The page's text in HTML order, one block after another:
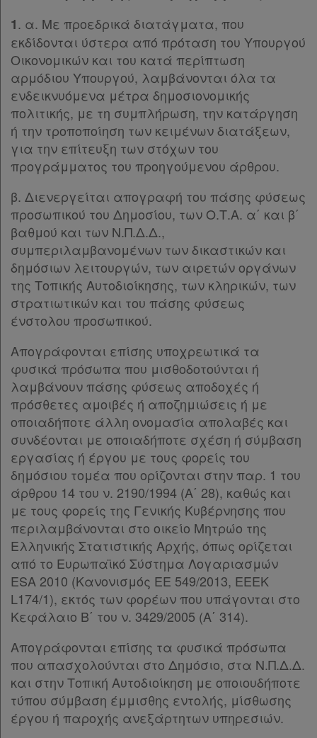
Διακρατικές
Συμφωνίες
Ελλάδας
Πληροφορίες
Εταιρεία
Επικοινωνία
Όροι
χρήσης
Πολιτική
και
cookies
Απόκτηση
Συνδρομής
Ατομική
συνδρομή
Ομαδικά
πακέτα
Παροχές
σε
συνδρομητές
1. α. Με προεδρικά διατάγματα, που
εκδίδονται ύστερα από πρόταση του Υπουργού
Οικονομικών και του κατά περίπτωση
αρμόδιου Υπουργού, λαμβάνονται όλα τα
ενδεικνυόμενα μέτρα δημοσιονομικής
πολιτικής, με τη συμπλήρωση, την κατάργηση
ή την τροποποίηση των κειμένων διατάξεων,
για την επίτευξη των στόχων του
προγράμματος του προηγούμενου άρθρου.
β. Διενεργείται απογραφή του πάσης φύσεως
προσωπικού του Δημοσίου, των Ο.Τ.Α. α΄ και β΄
βαθμού και των Ν.Π.Δ.Δ.,
συμπεριλαμβανομένων των δικαστικών και
δημόσιων λειτουργών, των αιρετών οργάνων
της Τοπικής Αυτοδιοίκησης, των κληρικών, των
στρατιωτικών και του πάσης φύσεως
ένστολου προσωπικού.
Απογράφονται επίσης υποχρεωτικά τα
φυσικά πρόσωπα που μισθοδοτούνται ή
λαμβάνουν πάσης φύσεως αποδοχές ή
πρόσθετες αμοιβές ή αποζημιώσεις ή με
οποιαδήποτε άλλη ονομασία απολαβές και
συνδέονται με οποιαδήποτε σχέση ή σύμβαση
εργασίας ή έργου με τους φορείς του
δημόσιου τομέα που ορίζονται στην παρ. 1 του
άρθρου 14 του ν. 2190/1994 (Α΄ 28), καθώς και
με τους φορείς της Γενικής Κυβέρνησης που
περιλαμβάνονται στο οικείο Μητρώο της
Ελληνικής Στατιστικής Αρχής, όπως ορίζεται
από το Ευρωπαϊκό Σύστημα Λογαριασμών
ESA 2010 (Κανονισμός ΕΕ 549/2013, ΕΕΕΚ
L174/1), εκτός των φορέων που υπάγονται στο
Κεφάλαιο Β΄ του ν. 3429/2005 (Α΄ 314).
Απογράφονται επίσης τα φυσικά πρόσωπα
που απασχολούνται στο Δημόσιο, στα Ν.Π.Δ.Δ.
και στην Τοπική Αυτοδιοίκηση με οποιουδήποτε
τύπου σύμβαση έμμισθης εντολής, μίσθωσης
έργου ή παροχής ανεξάρτητων υπηρεσιών.